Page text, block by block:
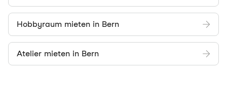
Hobbyraum mieten in Bern
Atelier mieten in Bern